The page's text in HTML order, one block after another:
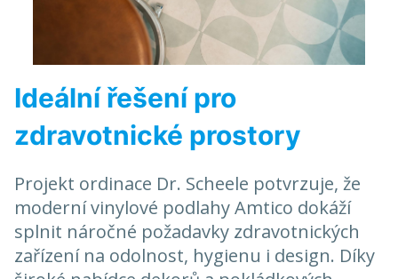
Ideální řešení pro
zdravotnické prostory
Projekt ordinace Dr. Scheele potvrzuje, že
moderní vinylové podlahy Amtico dokáží
splnit náročné požadavky zdravotnických
zařízení na odolnost, hygienu i design. Díky